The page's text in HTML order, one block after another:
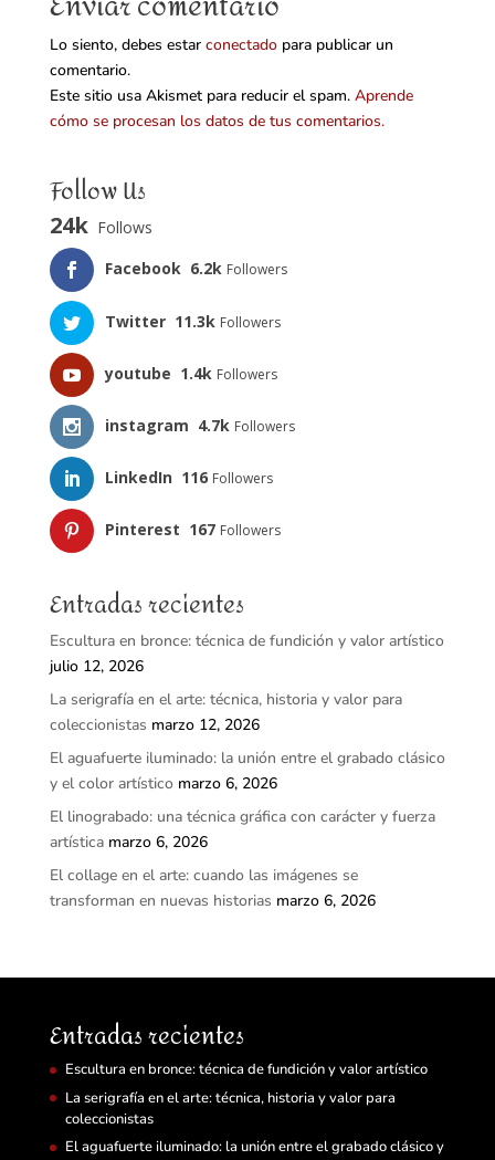
Lo siento, debes estar conectadopara publicar un
comentario.
Este sitio usa Akismet para reducir el spam. Aprende
cómo se procesan los datos de tus comentarios.
Follow Us
24k Follows
Facebook 6.2k Followers
Twitter 11.3k Followers
youtube 1.4k Followers
instagram 4.7k Followers
LinkedIn 116 Followers
Pinterest 167 Followers
Entradas recientes
Escultura en bronce: técnica de fundición y valor artístico
julio 12, 2026
La serigrafía en el arte: técnica, historia y valor para
coleccionistas marzo 12, 2026
El aguafuerte iluminado: la unión entre el grabado clásico
y el color artístico marzo 6, 2026
El linograbado: una técnica gráfica con carácter y fuerza
artística marzo 6, 2026
El collage en el arte: cuando las imágenes se
transforman en nuevas historias marzo 6, 2026
Entradas recientes
Escultura en bronce: técnica de fundición y valor artístico
La serigrafía en el arte: técnica, historia y valor para
coleccionistas
El aguafuerte iluminado: la unión entre el grabado clásico y